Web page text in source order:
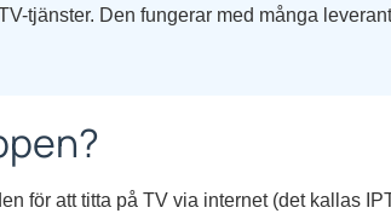
tjänster. Den fungerar med många
för att titta på TV via internet (det kallas